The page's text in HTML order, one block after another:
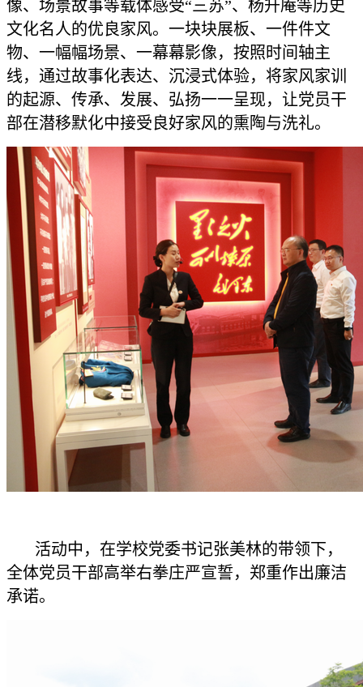
像、场景故事等载体感受“三苏”、杨升庵等历史
文化名人的优良家风。一块块展板、一件件文
物、一幅幅场景、一幕幕影像，按照时间轴主
线，通过故事化表达、沉浸式体验，将家风家训
的起源、传承、发展、弘扬一一呈现，让党员干
部在潜移默化中接受良好家风的熏陶与洗礼。
活动中，在学校党委书记张美林的带领下，
全体党员干部高举右拳庄严宣誓，郑重作出廉洁
承诺。